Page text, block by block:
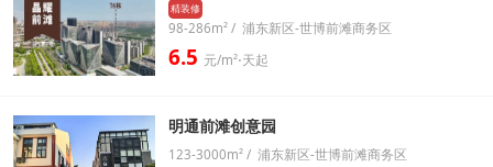
精装修
98-286m² / 浦东新区-世博前滩商务区
6.5 元/m²⋅天起
明通前滩创意园
123-3000m² / 浦东新区-世博前滩商务区